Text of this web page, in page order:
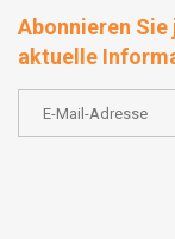
Abonnieren
aktuelle